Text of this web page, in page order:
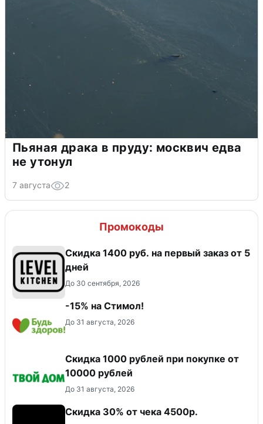
Пьяная драка в пруду: москвич едва
не утонул
7 августа 2
Промокоды
Скидка 1400 руб. на первый заказ от 5
дней
До 30 сентября, 2026
-15% на Стимол!
До 31 августа, 2026
Скидка 1000 рублей при покупке от
10000 рублей
До 31 августа, 2026
Скидка 30% от чека 4500р.